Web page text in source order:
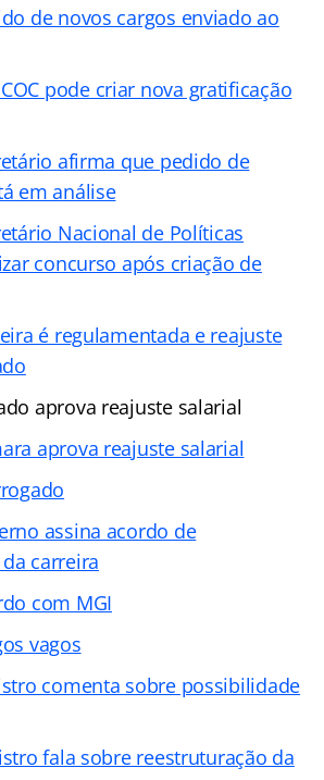
de novos cargos enviado ao
pode criar nova gratificação
afirma que pedido de
em análise
Nacional de Políticas
concurso após criação de
é regulamentada e reajuste
aprova reajuste salarial
aprova reajuste salarial
assina acordo de
carreira
com MGI
vagos
comenta sobre possibilidade
fala sobre reestruturação da